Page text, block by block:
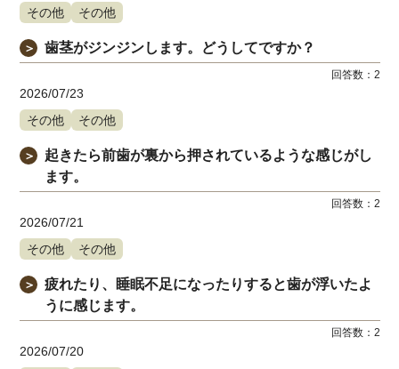
その他
その他
＞ 歯茎がジンジンします。どうしてですか？
回答数： 2
2026/07/23
その他
その他
＞
起きたら前歯が裏から押されているような感じがし
ます。
回答数： 2
2026/07/21
その他
その他
＞
疲れたり、睡眠不足になったりすると歯が浮いたよ
うに感じます。
回答数： 2
2026/07/20